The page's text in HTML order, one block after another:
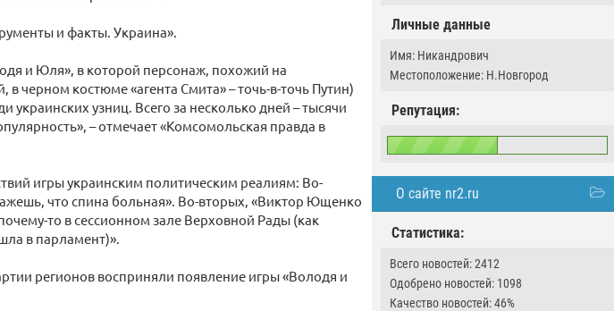
Личные данные
Имя: Никандрович
Местоположение: Н.Новгород
Репутация:
О сайте nr2.ru
Статистика:
Всего новостей: 2412
Одобрено новостей: 1098
Качество новостей: 46%
и факты. Украина».
и Юля», в которой персонаж, похожий на
черном костюме «агента Смита» – точь-в-точь Путин)
узниц. Всего за несколько дней – тысячи
– отмечает «Комсомольская правда в
игры украинским политическим реалиям: Во-
что спина больная». Во-вторых, «Виктор Ющенко
то в сессионном зале Верховной Рады (как
в парламент)».
регионов восприняли появление игры «Володя и